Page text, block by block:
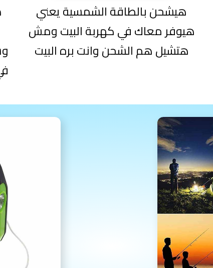
هيشحن بالطاقة الشمسية يعني
هيوفر معاك في كهربة البيت ومش
هتشيل هم الشحن وانت بره البيت